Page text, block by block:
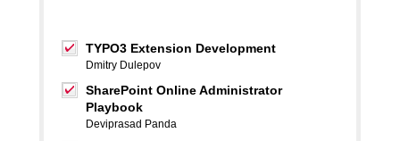
TYPO3 Extension Development
Dmitry Dulepov
SharePoint Online Administrator
Playbook
Deviprasad Panda